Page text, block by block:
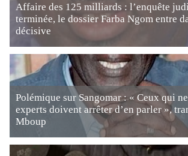
Affaire des 125 milliards : l’enquête
terminée, le dossier Farba Ngom entre
décisive
Polémique sur Sangomar : « Ceux qui
experts doivent arrêter d’en parler »,
Mboup